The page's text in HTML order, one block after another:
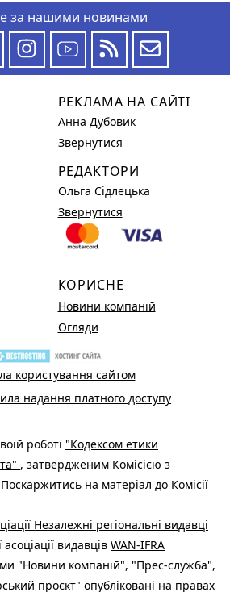
за нашими новинами
РЕКЛАМА НА САЙТІ
Анна Дубовик
Звернутися
РЕДАКТОРИ
Ольга Сідлецька
Звернутися
КОРИСНЕ
Новини компаній
Огляди
користування сайтом
надання платного доступу
роботі "Кодексом етики
, затвердженим Комісією з
на матеріал до Комісії
Незалежні регіональні видавці
асоціації видавців WAN-IFRA
"Новини компаній", "Прес-служба",
проєкт" опубліковані на правах